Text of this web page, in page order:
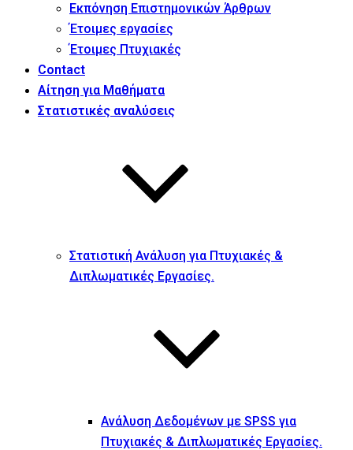
Εκπόνηση Επιστημονικών Άρθρων
Έτοιμες εργασίες
Έτοιμες Πτυχιακές
Contact
Αίτηση για Μαθήματα
Στατιστικές αναλύσεις
Στατιστική Ανάλυση για Πτυχιακές &
Διπλωματικές Εργασίες.
Ανάλυση Δεδομένων με SPSS για
Πτυχιακές & Διπλωματικές Εργασίες.